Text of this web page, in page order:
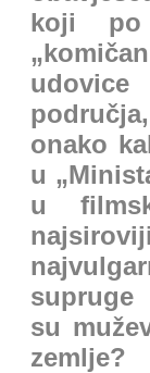
koji po
onako
u
u
su
zemlje?